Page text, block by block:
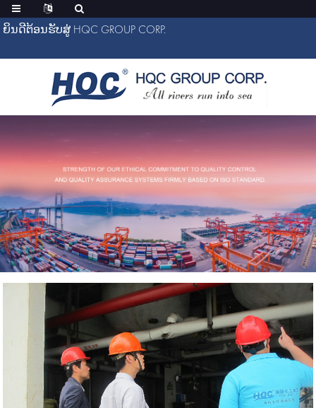
ຍິນດີຕ້ອນຮັບສູ່ HQC GROUP CORP.